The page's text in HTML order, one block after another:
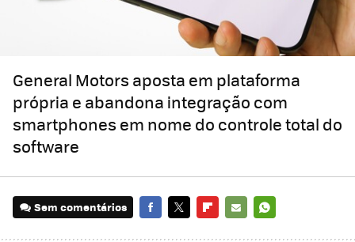
General Motors aposta em plataforma
própria e abandona integração com
smartphones em nome do controle total do
software
Sem comentários